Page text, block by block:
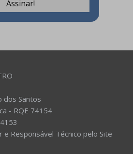
dos Santos
- RQE 74154
e Responsável Técnico pelo Site